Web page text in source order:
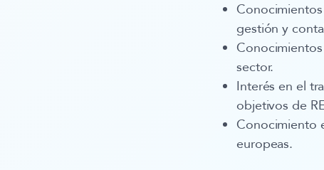
gestión y
sector.
Interés en el
objetivos de
Conocimiento
europeas.